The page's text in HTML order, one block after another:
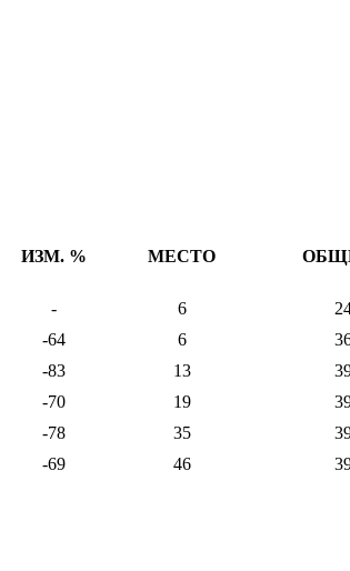
ИЗМ. % МЕСТО
- 6
-64 6
-83 13
-70 19
-78 35
-69 46